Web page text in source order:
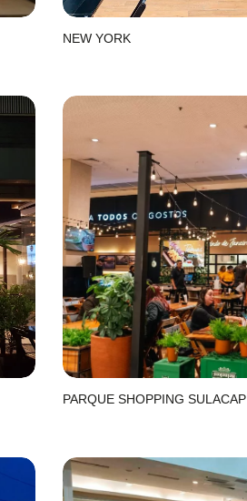
NEW YORK
PARQUE SHOPPING SULACAP